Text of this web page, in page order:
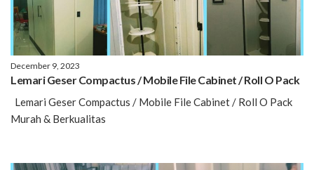
December 9, 2023
Lemari Geser Compactus / Mobile File Cabinet / Roll O Pack
Lemari Geser Compactus / Mobile File Cabinet / Roll O Pack
Murah & Berkualitas